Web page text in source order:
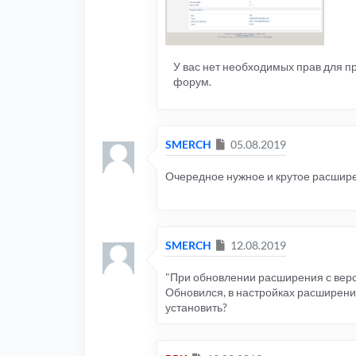
У вас нет необходимых прав для
форум.
SMERCH Сообщение
05.08.2019
Очередное нужное и крутое
SMERCH Сообщение
12.08.2019
"При обновлении расширения с
Обновился, в настройках
установить?